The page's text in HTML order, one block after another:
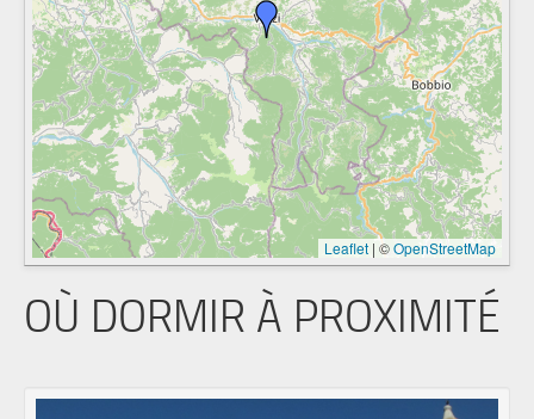
Leaflet | ©OpenStreetMap
OÙ DORMIR À PROXIMITÉ